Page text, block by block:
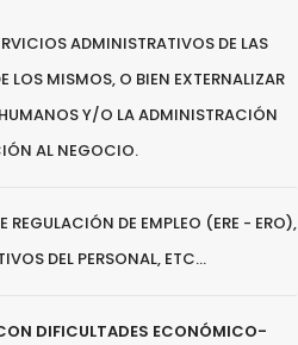
ADMINISTRATIVOS DE LAS
LOS MISMOS, O BIEN EXTERNALIZAR
HUMANOS Y/O LA ADMINISTRACIÓN
AL NEGOCIO.
DE EMPLEO (ERE - ERO),
DEL PERSONAL, ETC...
DIFICULTADES ECONÓMICO-